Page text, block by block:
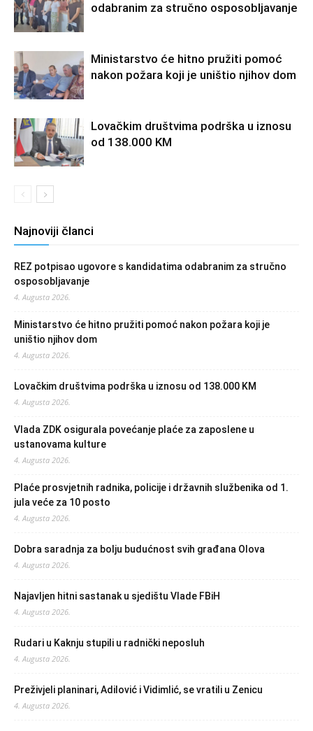
odabranim za stručno osposobljavanje
Ministarstvo će hitno pružiti pomoć
nakon požara koji je uništio njihov dom
Lovačkim društvima podrška u iznosu
od 138.000 KM
Najnoviji članci
REZ potpisao ugovore s kandidatima odabranim za stručno
osposobljavanje
4. Augusta 2026.
Ministarstvo će hitno pružiti pomoć nakon požara koji je
uništio njihov dom
4. Augusta 2026.
Lovačkim društvima podrška u iznosu od 138.000 KM
4. Augusta 2026.
Vlada ZDK osigurala povećanje plaće za zaposlene u
ustanovama kulture
4. Augusta 2026.
Plaće prosvjetnih radnika, policije i državnih službenika od 1.
jula veće za 10 posto
4. Augusta 2026.
Dobra saradnja za bolju budućnost svih građana Olova
4. Augusta 2026.
Najavljen hitni sastanak u sjedištu Vlade FBiH
4. Augusta 2026.
Rudari u Kaknju stupili u radnički neposluh
4. Augusta 2026.
Preživjeli planinari, Adilović i Vidimlić, se vratili u Zenicu
4. Augusta 2026.